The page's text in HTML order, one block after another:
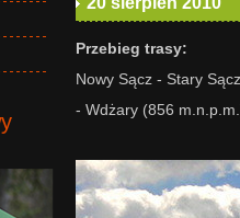
Przebieg trasy:
Nowy Sącz - Stary
- Wdżary (856